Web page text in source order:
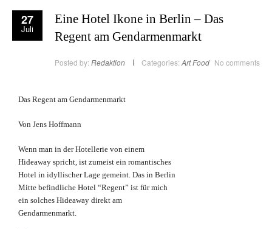
27
Juli
Eine Hotel Ikone in Berlin – Das
Regent am Gendarmenmarkt
Posted by: Redaktion Categories: ArtFood No comments
Das Regent am Gendarmenmarkt
Von Jens Hoffmann
Wenn man in der Hotellerie von einem
Hideaway spricht, ist zumeist ein romantisches
Hotel in idyllischer Lage gemeint. Das in Berlin
Mitte befindliche Hotel “Regent” ist für mich
ein solches Hideaway direkt am
Gendarmenmarkt.